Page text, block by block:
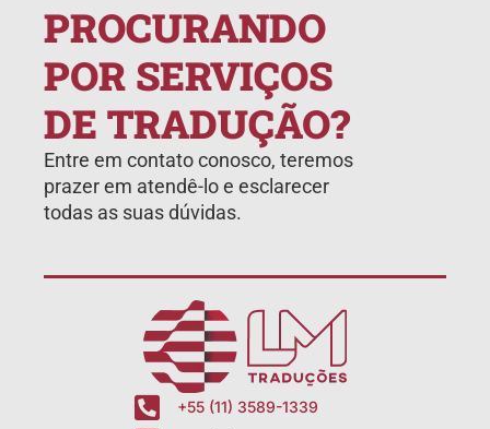
PROCURANDO
POR SERVIÇOS
DE TRADUÇÃO?
Entre em contato conosco, teremos
prazer em atendê-lo e esclarecer
todas as suas dúvidas.
+55 (11) 3589-1339